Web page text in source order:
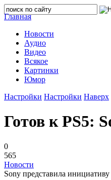
Главная
Новости
Аудио
Видео
Всякое
Картинки
Юмор
Настройки Настройки Наверх
Готов к PS5:
0
565
Новости
Sony представила